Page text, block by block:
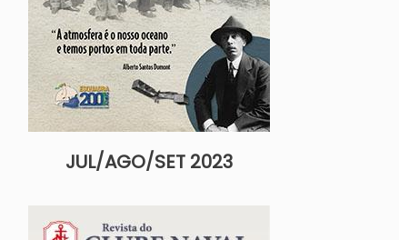
JUL/AGO/SET 2023
Imagem